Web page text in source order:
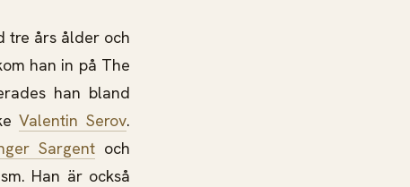
tre års ålder och
han in på The
han bland
Valentin Serov.
Sargent och
Han är också